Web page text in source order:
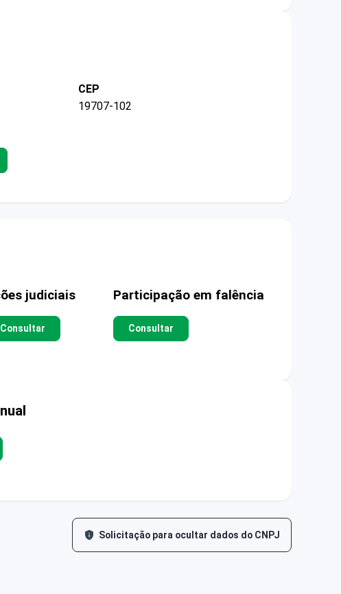
CEP
19707-102
judiciais
Consultar
Participação em falência
Consultar
Solicitação para ocultar dados do CNPJ